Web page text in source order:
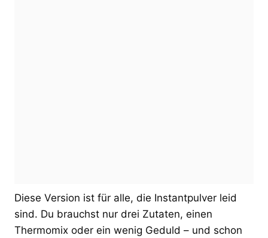
Diese Version ist für alle, die Instantpulver leid
sind. Du brauchst nur drei Zutaten, einen
Thermomix oder ein wenig Geduld – und schon